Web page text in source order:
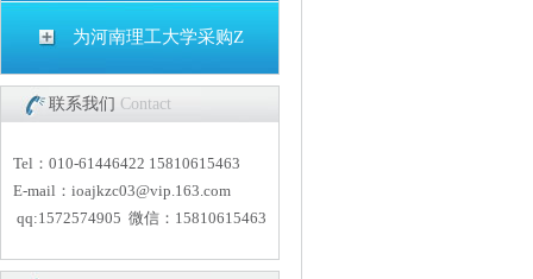
为河南理工大学采购Z
联系我们 Contact
Tel：010-61446422 15810615463
E-mail： ioajkzc03@vip.163.com
qq:1572574905 微信：15810615463